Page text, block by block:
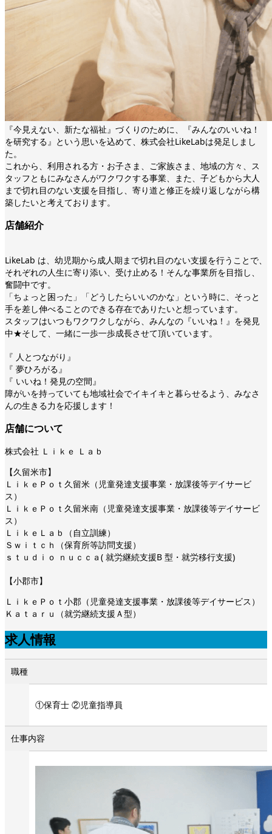
『今見えない、新たな福祉』づくりのために、『みんなのいいね！
を研究する』という思いを込めて、株式会社LikeLabは発足しまし
た。
これから、利用される方・お子さま、ご家族さま、地域の方々、ス
タッフともにみなさんがワクワクする事業、また、子どもから大人
まで切れ目のない支援を目指し、寄り道と修正を繰り返しながら構
築したいと考えております。
店舗紹介
LikeLab は、幼児期から成人期まで切れ目のない支援を行うことで、
それぞれの人生に寄り添い、受け止める！そんな事業所を目指し、
奮闘中です。
「ちょっと困った」「どうしたらいいのかな」という時に、そっと
手を差し伸べることのできる存在でありたいと想っています。
スタッフはいつもワクワクしながら、みんなの『いいね！』を発見
中★そして、一緒に一歩一歩成長させて頂いています。
『 人とつながり』
『 夢ひろがる』
『 いいね！発見の空間』
障がいを持っていても地域社会でイキイキと暮らせるよう、みなさ
んの生きる力を応援します！
店舗について
株式会社 Ｌｉｋｅ Ｌａｂ
【久留米市】
ＬｉｋｅＰｏｔ久留米（児童発達支援事業・放課後等デイサービ
ス）
ＬｉｋｅＰｏｔ久留米南（児童発達支援事業・放課後等デイサービ
ス）
ＬｉｋｅＬａｂ（自立訓練）
Ｓｗｉｔｃｈ（保育所等訪問支援）
ｓｔｕｄｉｏ ｎｕｃｃａ( 就労継続支援B 型・就労移行支援)
【小郡市】
ＬｉｋｅＰｏｔ小郡（児童発達支援事業・放課後等デイサービス）
Ｋａｔａｒｕ（就労継続支援Ａ型）
求人情報
職種
①保育士 ②児童指導員
仕事内容